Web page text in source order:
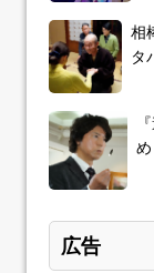
相
タ
広告